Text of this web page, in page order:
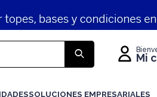
SOLUCIONES EMPRESARIALES